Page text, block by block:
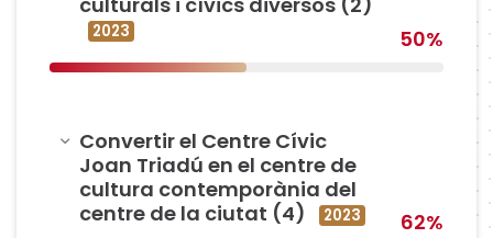
2023 50%
Amagar
Convertir el Centre Cívic
Joan Triadú en el centre de
cultura contemporània del
centre de la ciutat (4)
2023 62%